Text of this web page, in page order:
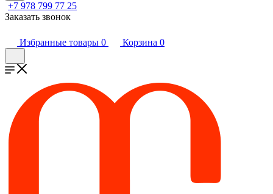
+7 978 799 77 25
Заказать звонок
Избранные товары 0 Корзина 0